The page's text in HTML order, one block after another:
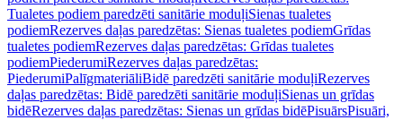
Tualetes podiem paredzēti sanitārie moduļiSienas tualetes
podiemRezerves daļas paredzētas: Sienas tualetes podiemGrīdas
tualetes podiemRezerves daļas paredzētas: Grīdas tualetes
podiemPiederumiRezerves daļas paredzētas:
PiederumiPalīgmateriāliBidē paredzēti sanitārie moduļiRezerves
daļas paredzētas: Bidē paredzēti sanitārie moduļiSienas un grīdas
bidēRezerves daļas paredzētas: Sienas un grīdas bidēPisuārsPisuāri,